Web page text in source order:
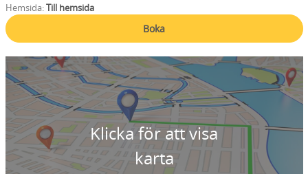
Hemsida:Till hemsida
Boka
Klicka för att visa
karta